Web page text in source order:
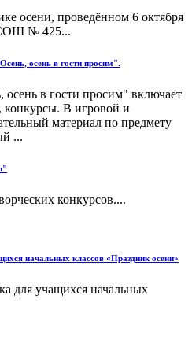
осени, проведённом 6 октября
СОШ № 425...
осень в гости просим".
в гости просим" включает
конкурсы. В игровой и
материал по предмету
...
конкурсов....
начальных классов «Праздник осени»
для учащихся начальных